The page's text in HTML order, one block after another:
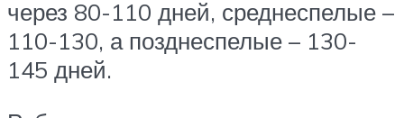
через 80-110 дней, среднеспелые –
110-130, а позднеспелые – 130-
145 дней.